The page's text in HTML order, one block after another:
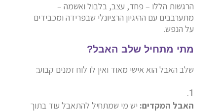
הרגשות הללו – פחד, עצב, בלבול ואשמה –
מתערבבים עם ההיגיון הרציונלי שבפרידה ומכבידים
על הנפש.
מתי מתחיל שלב האבל?
שלב האבל הוא אישי מאוד ואין לו לוח זמנים קבוע:
האבל המקדים: יש מי שמתחיל להתאבל עוד בתוך